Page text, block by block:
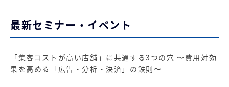
最新セミナー・イベント
「集客コストが高い店舗」に共通する3つの穴 〜費用対効
果を高める「広告・分析・決済」の鉄則〜